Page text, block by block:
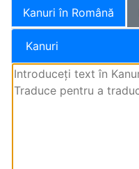
Kanuri în Română
Kanuri